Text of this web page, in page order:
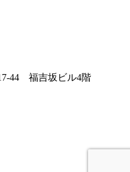
44 福吉坂ビル4階